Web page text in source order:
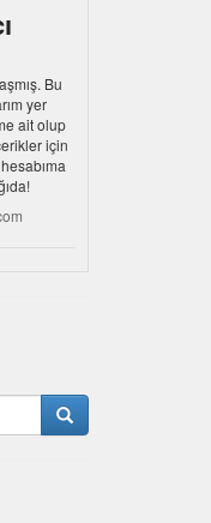
Bu
yer
ait olup
için